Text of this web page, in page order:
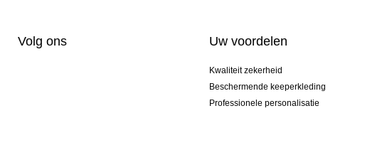
Volg ons Uw voordelen
Kwaliteit zekerheid
Beschermende keeperkleding
Professionele personalisatie